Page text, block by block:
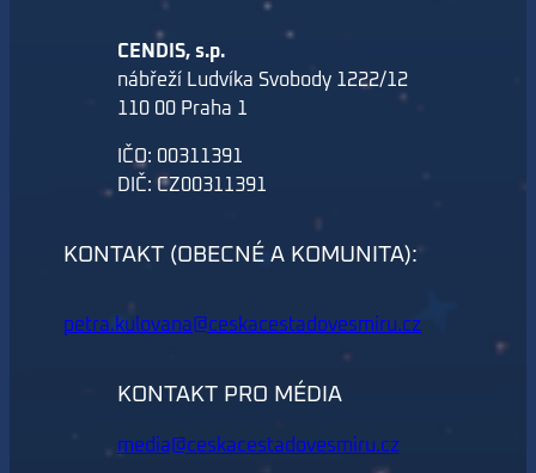
CENDIS, s.p.
nábřeží Ludvíka Svobody 1222/12
110 00 Praha 1
IČO: 00311391
DIČ: CZ00311391
KONTAKT (OBECNÉ A KOMUNITA):
petra.kulovana@ceskacestadovesmiru.cz
KONTAKT PRO MÉDIA
media@ceskacestadovesmiru.cz